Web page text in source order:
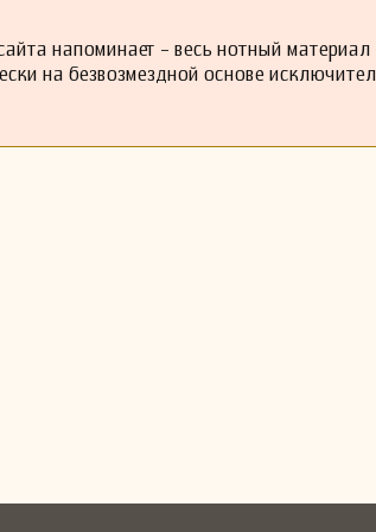
напоминает - весь нотный материал
на безвозмездной основе